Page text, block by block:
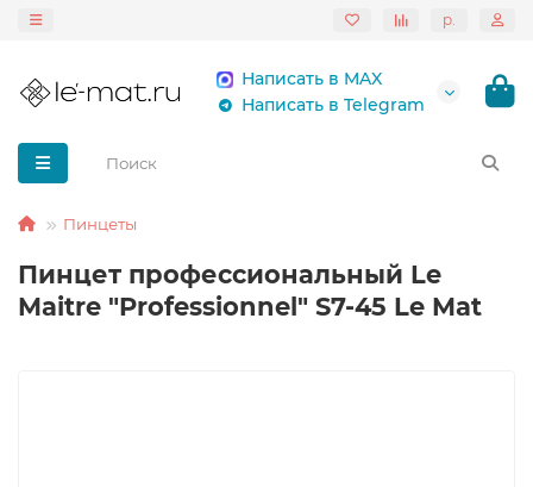
р.
Написать в MAX
Написать в Telegram
Пинцеты
Пинцет профессиональный Le
Maitre "Professionnel" S7-45 Le Mat